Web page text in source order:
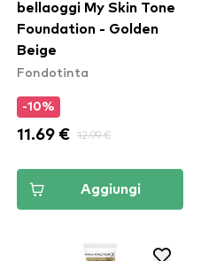
bellaoggi My Skin Tone
Foundation - Golden
Beige
Fondotinta
-10%
11.69 € 12.99 €
Aggiungi